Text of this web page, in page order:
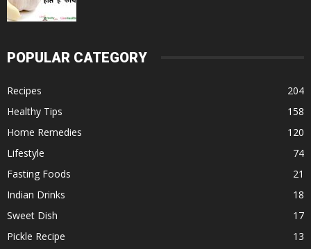
POPULAR CATEGORY
Recipes
204
Healthy Tips
158
Home Remedies
120
Lifestyle
74
Fasting Foods
21
Indian Drinks
18
Sweet Dish
17
Pickle Recipe
13